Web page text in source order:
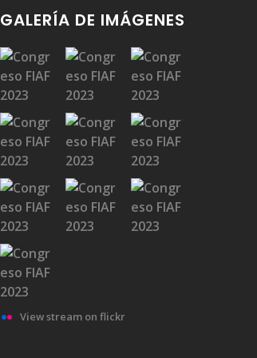
GALERÍA DE IMÁGENES
View stream on flickr